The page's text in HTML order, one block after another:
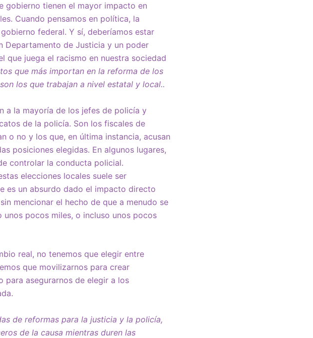
gobierno tienen el mayor impacto en
Cuando pensamos en política, la
federal. Y sí, deberíamos estar
Departamento de Justicia y un poder
que juega el racismo en nuestra sociedad
que más importan en la reforma de los
los que trabajan a nivel estatal y local..
a la mayoría de los jefes de policía y
de la policía. Son los fiscales de
o no y los que, en última instancia, acusan
posiciones elegidas. En algunos lugares,
controlar la conducta policial.
elecciones locales suele ser
es un absurdo dado el impacto directo
mencionar el hecho de que a menudo se
pocos miles, o incluso unos pocos
real, no tenemos que elegir entre
que movilizarnos para crear
asegurarnos de elegir a los
de reformas para la justicia y la policía,
de la causa mientras duren las